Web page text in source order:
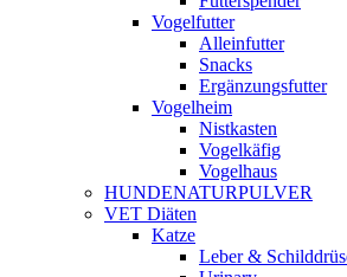
Vogelfutter
Alleinfutter
Snacks
Ergänzungsfutter
Vogelheim
Nistkasten
Vogelkäfig
Vogelhaus
HUNDENATURPULVER
VET Diäten
Katze
Leber &